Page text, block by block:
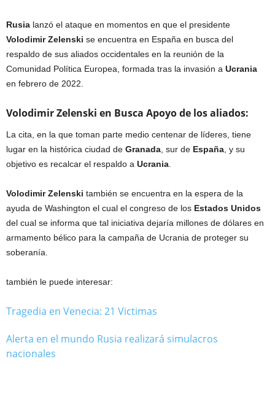
Rusia lanzó el ataque en momentos en que el presidente
Volodimir Zelenski se encuentra en España en busca del
respaldo de sus aliados occidentales en la reunión de la
Comunidad Política Europea, formada tras la invasión a Ucrania
en febrero de 2022.
VolodimirZelenski en Busca Apoyo de los aliados:
La cita, en la que toman parte medio centenar de líderes, tiene
lugar en la histórica ciudad de Granada , sur de España , y su
objetivo es recalcar el respaldo a Ucrania
Volodimir Zelenski también se encuentra en la espera de la
ayuda de Washington el cual el congreso de los Estados Unidos
del cual se informa que tal iniciativa dejaría millones de dólares en
armamento bélico para la campaña de Ucrania de proteger su
soberanía.
también le puede interesar:
Tragedia en Venecia: 21 Victimas
Alerta en el mundo Rusia realizará simulacros
nacionales